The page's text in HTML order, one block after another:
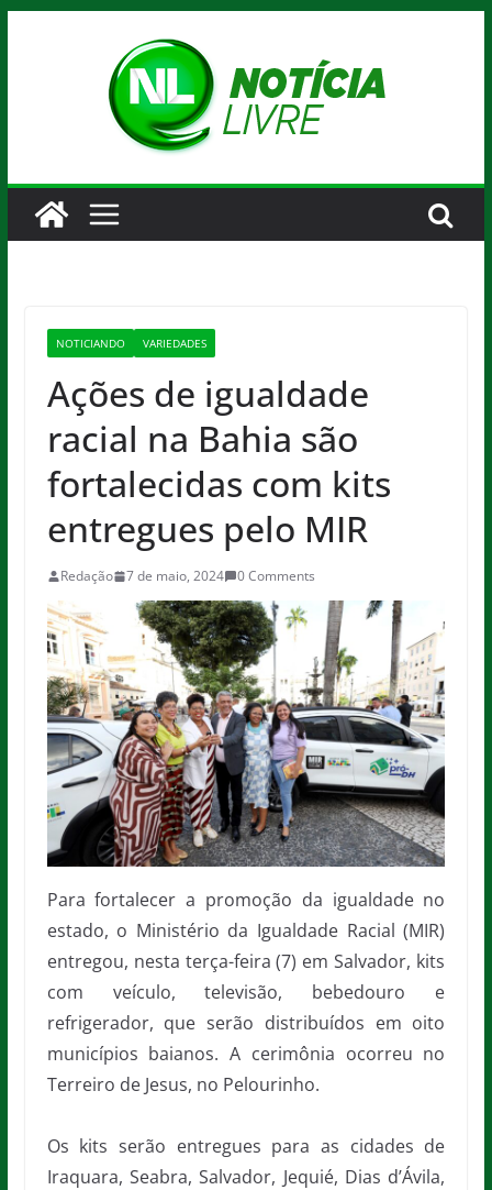
NOTICIANDO VARIEDADES
Ações de igualdade
racial na Bahia são
fortalecidas com kits
entregues pelo MIR
Redação 7 de maio, 2024 0 Comments
Para fortalecer a promoção da igualdade no
estado, o Ministério da Igualdade Racial (MIR)
entregou, nesta terça-feira (7) em Salvador, kits
com veículo, televisão, bebedouro e
refrigerador, que serão distribuídos em oito
municípios baianos. A cerimônia ocorreu no
Terreiro de Jesus, no Pelourinho.
Os kits serão entregues para as cidades de
Iraquara, Seabra, Salvador, Jequié, Dias d’Ávila,